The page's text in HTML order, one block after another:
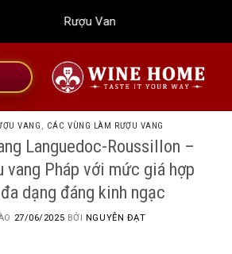
Rượu Vang Wine Home
VANG , CÁC VÙNG LÀM RƯỢU VANG
Languedoc-Roussillon –
vang Pháp với mức giá hợp
dạng đáng kinh ngạc
27/06/2025 BỞI NGUYỄN ĐẠT